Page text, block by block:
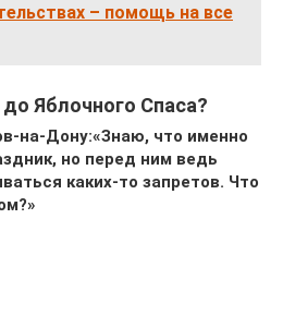
– помощь на все
Яблочного Спаса?
на-Дону:«Знаю, что именно
но перед ним ведь
каких-то запретов. Что